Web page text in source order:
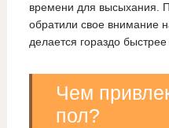
времени для высыхания.
обратили свое внимание
делается гораздо быстрее
Чем
пол?